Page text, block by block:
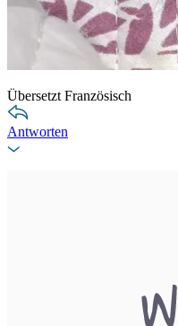
Übersetzt Französisch
Antworten